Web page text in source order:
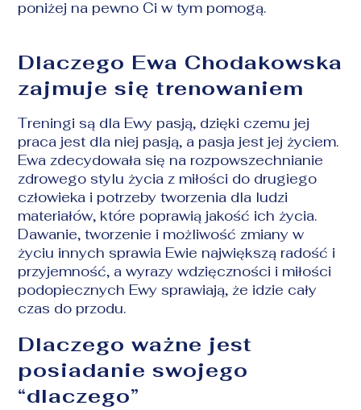
poniżej na pewno Ci w tym pomogą.
Dlaczego Ewa Chodakowska
zajmuje się trenowaniem
Treningi są dla Ewy pasją, dzięki czemu jej
praca jest dla niej pasją, a pasja jest jej życiem.
Ewa zdecydowała się na rozpowszechnianie
zdrowego stylu życia z miłości do drugiego
człowieka i potrzeby tworzenia dla ludzi
materiałów, które poprawią jakość ich życia.
Dawanie, tworzenie i możliwość zmiany w
życiu innych sprawia Ewie największą radość i
przyjemność, a wyrazy wdzięczności i miłości
podopiecznych Ewy sprawiają, że idzie cały
czas do przodu.
Dlaczego ważne jest
posiadanie swojego
“dlaczego”